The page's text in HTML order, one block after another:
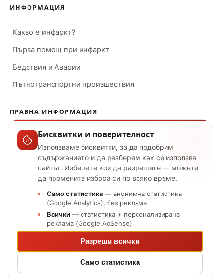
ИНФОРМАЦИЯ
Какво е инфаркт?
Първа помощ при инфаркт
Бедствия и Аварии
Пътнотранспортни произшествия
ПРАВНА ИНФОРМАЦИЯ
Условия за ползване
Поверителност
Отказ от отговорност
Управление на съгласие
Авторски права ©2026Спаси Живот. Всички права запазени.
за България
Съдържанието е само с информационна цел.
Бисквитки и поверителност
Използваме бисквитки, за да подобрим
съдържанието и да разберем как се използва
сайтът. Изберете кои да разрешите — можете
да промените избора си по всяко време.
Само статистика — анонимна статистика
(Google Analytics), без реклама
Всички — статистика + персонализирана
реклама (Google AdSense)
Разреши всички
Само статистика